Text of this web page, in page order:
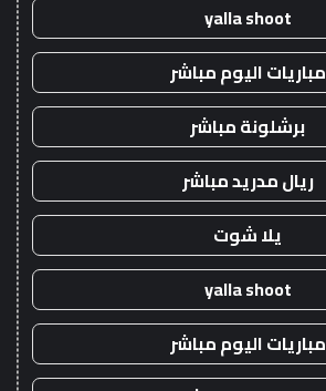
yalla shoot
مباريات اليوم مباشر
برشلونة مباشر
ريال مدريد مباشر
يلا شوت
yalla shoot
مباريات اليوم مباشر